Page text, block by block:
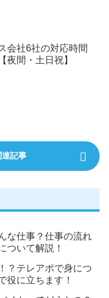
会社6社の対応時間
夜間・土日祝】
連記事
な仕事？仕事の流れ
ついて解説！
？テレアポで身につ
役に立ちます！